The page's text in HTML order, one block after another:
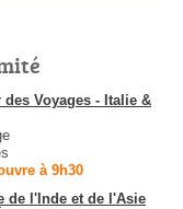
Voyages - Italie &
à 9h30
de l'Inde et de l'Asie